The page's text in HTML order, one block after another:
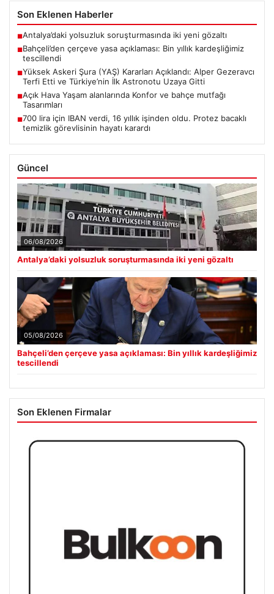
Açık Hava Yaşam alanlarında Konfor ve
bahçe mutfağı Tasarımları
Günümüz dünyasında bahçe sosyal alanlar, villaların en
değerli alanlarından bir tanesi gelmiştir. Yeşille iç…
Piyasa Verileri
EUR 55.07
ALTIN
BTC 3063230
Son Eklenen Haberler
■Antalya’daki yolsuzluk soruşturmasında iki yeni gözaltı
Bahçeli’den çerçeve yasa açıklaması: Bin yıllık kardeşliğimiz
tescillendi
■Yüksek Askeri Şura (YAŞ) Kararları Açıklandı: Alper Gezeravcı
Terfi Etti ve Türkiye’nin İlk Astronotu Uzaya Gitti
■Açık Hava Yaşam alanlarında Konfor ve bahçe mutfağı
Tasarımları
700 lira için IBAN verdi, 16 yıllık işinden oldu. Protez bacaklı
temizlik görevlisinin hayatı karardı
Güncel
Antalya’daki yolsuzluk soruşturmasında iki yeni gözaltı